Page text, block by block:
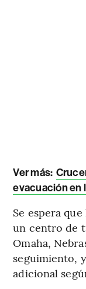
Ver más:
evacuación en
Se espera
un centro de
Omaha,
seguimiento,
adicional